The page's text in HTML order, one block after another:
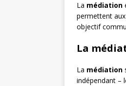
La médiation
permettent
objectif
La
La médiation
indépendant –